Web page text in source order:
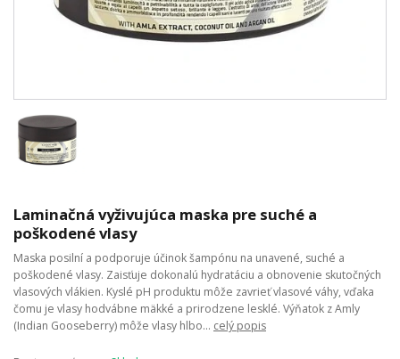
Laminačná vyživujúca maska pre suché a
poškodené vlasy
Maska posilní a podporuje účinok šampónu na unavené, suché a
poškodené vlasy. Zaisťuje dokonalú hydratáciu a obnovenie skutočných
vlasových vlákien. Kyslé pH produktu môže zavrieť vlasové váhy, vďaka
čomu je vlasy hodvábne mäkké a prirodzene lesklé. Výňatok z Amly
(Indian Gooseberry) môže vlasy hlbo... celý popis